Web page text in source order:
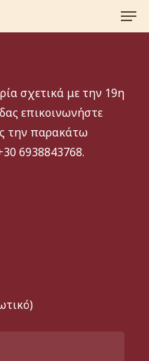
σχετικά με την 19η
επικοινωνήστε
την παρακάτω
6938843768.